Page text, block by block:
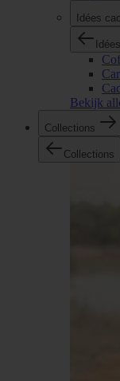
Idées
Bekijk
Collections
Collections